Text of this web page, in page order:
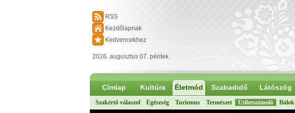
RSS
Kezdőlapnak
Kedvencekhez
2026. augusztus 07. péntek
Címlap Kultúra Életmód Szabadidő Látószög
Szakértő válaszol Egészség Turizmus Természet Útibeszámoló Bálok